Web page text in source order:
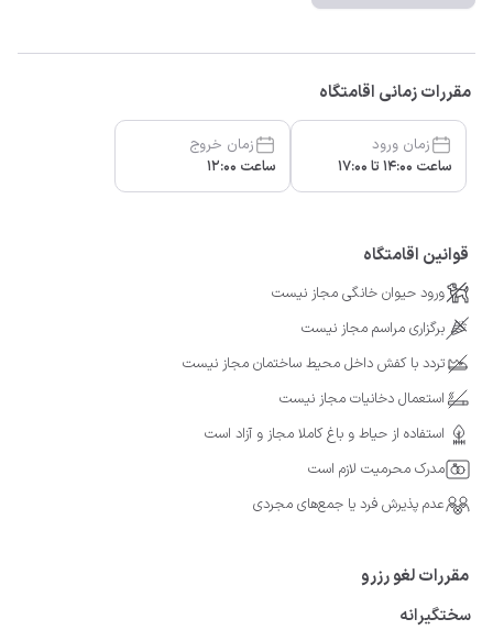
مقررات زمانی اقامتگاه
زمان ورود
ساعت 14:00 تا 17:00
زمان خروج
ساعت 12:00
قوانین اقامتگاه
ورود حیوان خانگی مجاز نیست
برگزاری مراسم مجاز نیست
تردد با کفش داخل محیط ساختمان مجاز نیست
استعمال دخانیات مجاز نیست
استفاده از حیاط و باغ کاملا مجاز و آزاد است
مدرک محرمیت لازم است
عدم پذیرش فرد یا جمع‌های مجردی
مقررات لغو رزرو
سختگیرانه